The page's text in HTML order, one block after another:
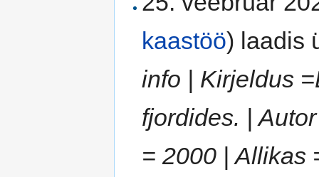
kaastöö) laadis
info | Kirjeldus
fjordides. |
= 2000 | Allikas